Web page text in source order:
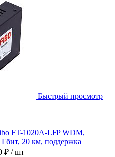
Быстрый просмотр
FT-1020A-LFP WDM,
20 км, поддержка
₽ / шт